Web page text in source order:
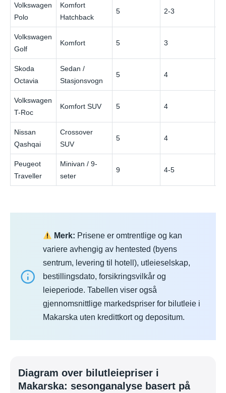
Volkswagen
Polo
Komfort
Hatchback
5 2-3
Volkswagen
Golf
Komfort 5 3
Skoda
Octavia
Sedan /
Stasjonsvogn
5 4
Volkswagen
T-Roc
Komfort SUV 5 4
Nissan
Qashqai
Crossover
SUV
5 4
Peugeot
Traveller
Minivan / 9-
seter
9 4-5
Merk: Prisene er omtrentlige og kan
variere avhengig av hentested (byens
sentrum, levering til hotell), utleieselskap,
bestillingsdato, forsikringsvilkår og
leieperiode. Tabellen viser også
gjennomsnittlige markedspriser for bilutleie i
Makarska uten kredittkort og depositum.
Diagram over bilutleiepriser i
Makarska: sesonganalyse basert på